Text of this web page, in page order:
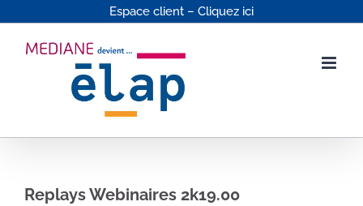
contenu
Espace client – Cliquez ici
Replays Webinaires 2k19.00